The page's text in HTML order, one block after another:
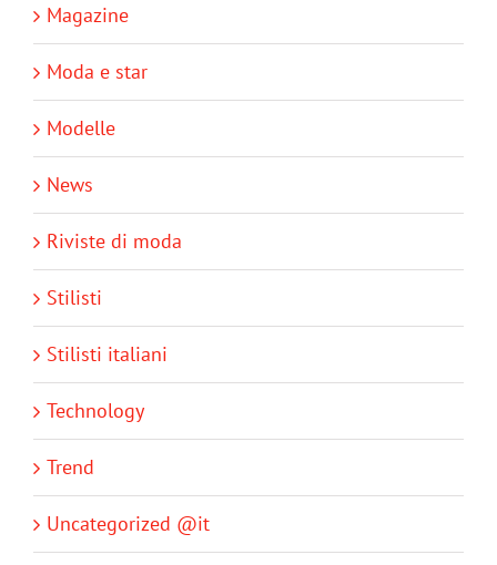
Magazine
Moda e star
Modelle
News
Riviste di moda
Stilisti
Stilisti italiani
Technology
Trend
Uncategorized @it